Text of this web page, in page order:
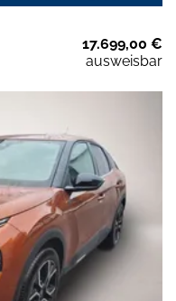
17.699,00 €
ausweisbar